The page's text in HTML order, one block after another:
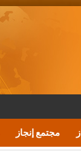
مجتمع إنجاز